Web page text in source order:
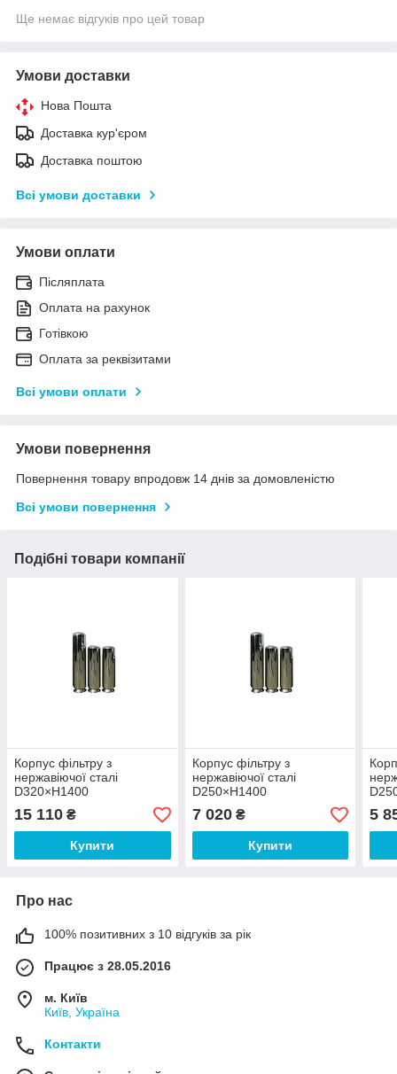
Ще немає відгуків про цей товар
Умови доставки
Нова Пошта
Доставка кур'єром
Доставка поштою
Всі умови доставки
Умови оплати
Післяплата
Оплата на рахунок
Готівкою
Оплата за реквізитами
Всі умови оплати
Умови повернення
Повернення товару впродовж 14 днів за домовленістю
Всі умови повернення
Подібні товари компанії
Корпус фільтру з
нержавіючої сталі
D320×H1400
15 110 ₴
Купити
Корпус фільтру з
нержавіючої сталі
D250×H1400
7 020₴
Купити
5
Про нас
100% позитивних з 10 відгуків за рік
Працює з 28.05.2016
м. Київ
Київ, Україна
Контакти